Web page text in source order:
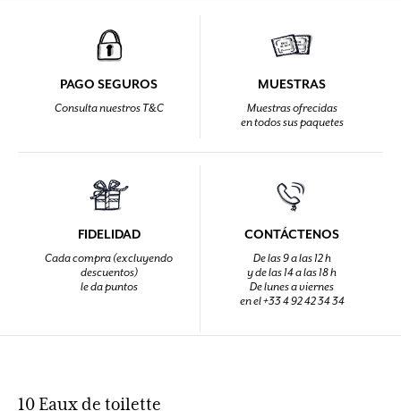
PAGO SEGUROS
Consulta nuestros T&C
MUESTRAS
Muestras ofrecidas
en todos sus paquetes
FIDELIDAD
Cada compra (excluyendo
descuentos)
le da puntos
CONTÁCTENOS
De las 9 a las 12 h
y de las 14 a las 18 h
De lunes a viernes
en el +33 4 92 42 34 34
10 Eaux de toilette